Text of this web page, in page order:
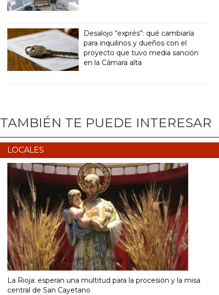
Desalojo “exprés”: qué cambiaría
para inquilinos y dueños con el
proyecto que tuvo media sanción
en la Cámara alta
TAMBIÉN TE PUEDE INTERESAR
LOCALES
La Rioja: esperan una multitud para la procesión y la misa
central de San Cayetano